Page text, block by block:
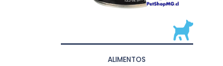
ALIMENTOS